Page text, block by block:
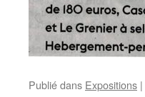
Publié dans Expositions |